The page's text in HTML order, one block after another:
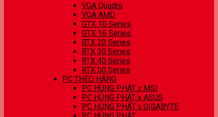
VGA Quadro
VGA AMD
GTX 10 Series
GTX 16 Series
RTX 20 Series
RTX 30 Series
RTX 40 Series
RTX 50 Series
PC THEO HÃNG
PC HÙNG PHÁT x MSI
PC HÙNG PHÁT x ASUS
PC HÙNG PHÁT x GIGABYTE